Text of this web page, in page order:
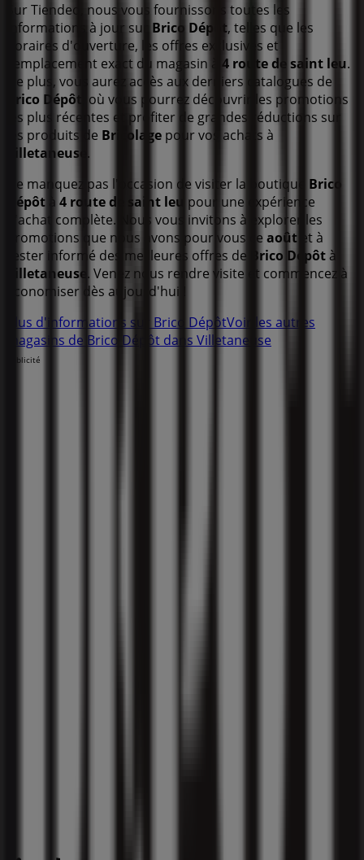
Sur Tiendeo, nous vous fournissons toutes les
informations à jour sur Brico Dépôt, telles que les
horaires d'ouverture, les offres exclusives et
l'emplacement exact du magasin à 4 route de saint leu.
De plus, vous aurez accès aux derniers catalogues de
Brico Dépôt
, où vous pourrez découvrir les promotions
les plus récentes et profiter de grandes réductions sur
les produits de Bricolage pour vos achats à
Villetaneuse .
Ne manquez pas l'occasion de visiter la boutique Brico
Dépôt à 4 route de saint leu pour une expérience
d'achat complète. Nous vous invitons à explorer les
promotions que nous avons pour vous ce août et à
rester informé des meilleures offres de Brico Dépôtà
Villetaneuse . Venez nous rendre visite et commencez à
économiser dès aujourd'hui !
Plus d'informations sur Brico DépôtVoir les autres
magasins de Brico Dépôt dans Villetaneuse
Publicité